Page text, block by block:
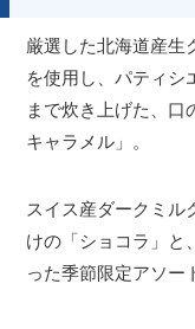
厳選した北海道産生
を使用し、パティシ
まで炊き上げた、口
キャラメル」。
スイス産ダークミル
けの「ショコラ」と
った季節限定アソー